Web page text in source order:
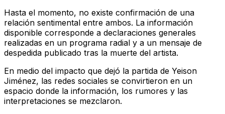
Hasta el momento, no existe confirmación de una
relación sentimental entre ambos. La información
disponible corresponde a declaraciones generales
realizadas en un programa radial y a un mensaje de
despedida publicado tras la muerte del artista.
En medio del impacto que dejó la partida de Yeison
Jiménez, las redes sociales se convirtieron en un
espacio donde la información, los rumores y las
interpretaciones se mezclaron.